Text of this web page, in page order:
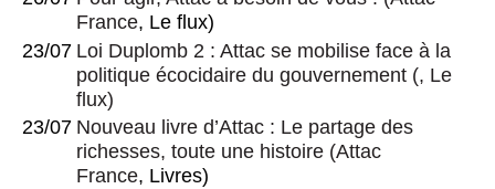
France, Le flux)
23/07 Loi Duplomb 2 : Attac se mobilise face à la
politique écocidaire du gouvernement (, Le
flux)
23/07 Nouveau livre d’Attac : Le partage des
richesses, toute une histoire (Attac
France, Livres)